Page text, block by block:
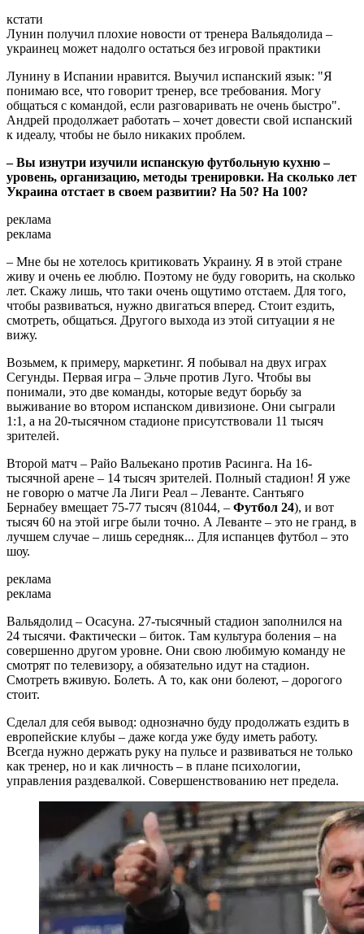
кстати
Лунин получил плохие новости от тренера Вальядолида –
украинец может надолго остаться без игровой практики
Лунину в Испании нравится. Выучил испанский язык: "Я
понимаю все, что говорит тренер, все требования. Могу
общаться с командой, если разговаривать не очень быстро".
Андрей продолжает работать – хочет довести свой испанский
к идеалу, чтобы не было никаких проблем.
– Вы изнутри изучили испанскую футбольную кухню –
уровень, организацию, методы тренировки. На сколько лет
Украина отстает в своем развитии? На 50? На 100?
реклама
реклама
– Мне бы не хотелось критиковать Украину. Я в этой стране
живу и очень ее люблю. Поэтому не буду говорить, на сколько
лет. Скажу лишь, что таки очень ощутимо отстаем. Для того,
чтобы развиваться, нужно двигаться вперед. Стоит ездить,
смотреть, общаться. Другого выхода из этой ситуации я не
вижу.
Возьмем, к примеру, маркетинг. Я побывал на двух играх
Сегунды. Первая игра – Эльче против Луго. Чтобы вы
понимали, это две команды, которые ведут борьбу за
выживание во втором испанском дивизионе. Они сыграли
1:1, а на 20-тысячном стадионе присутствовали 11 тысяч
зрителей.
Второй матч – Райо Вальекано против Расинга. На 16-
тысячной арене – 14 тысяч зрителей. Полный стадион! Я уже
не говорю о матче Ла Лиги Реал – Леванте. Сантьяго
Бернабеу вмещает 75-77 тысяч (81044, – Футбол 24), и вот
тысяч 60 на этой игре были точно. А Леванте – это не гранд, в
лучшем случае – лишь середняк... Для испанцев футбол – это
шоу.
реклама
реклама
Вальядолид – Осасуна. 27-тысячный стадион заполнился на
24 тысячи. Фактически – биток. Там культура боления – на
совершенно другом уровне. Они свою любимую команду не
смотрят по телевизору, а обязательно идут на стадион.
Смотреть вживую. Болеть. А то, как они болеют, – дорогого
стоит.
Сделал для себя вывод: однозначно буду продолжать ездить в
европейские клубы – даже когда уже буду иметь работу.
Всегда нужно держать руку на пульсе и развиваться не только
как тренер, но и как личность – в плане психологии,
управления раздевалкой. Совершенствованию нет предела.